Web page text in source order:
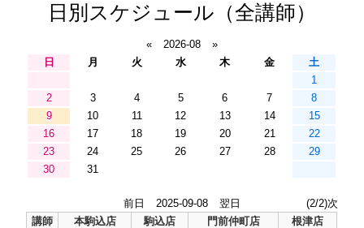
日別スケジュール（全講師）
« 2026-08
»
日
月 火 水 木 金
土
1
2
3 4 5 6 7
8
9
10 11 12 13 14
15
16
17 18 19 20 21
22
23
24 25 26 27 28
29
30
31
前日 2025-09-08 翌日
(2/2)次
講師
本駒込店 駒込店 門前仲町店
根津店